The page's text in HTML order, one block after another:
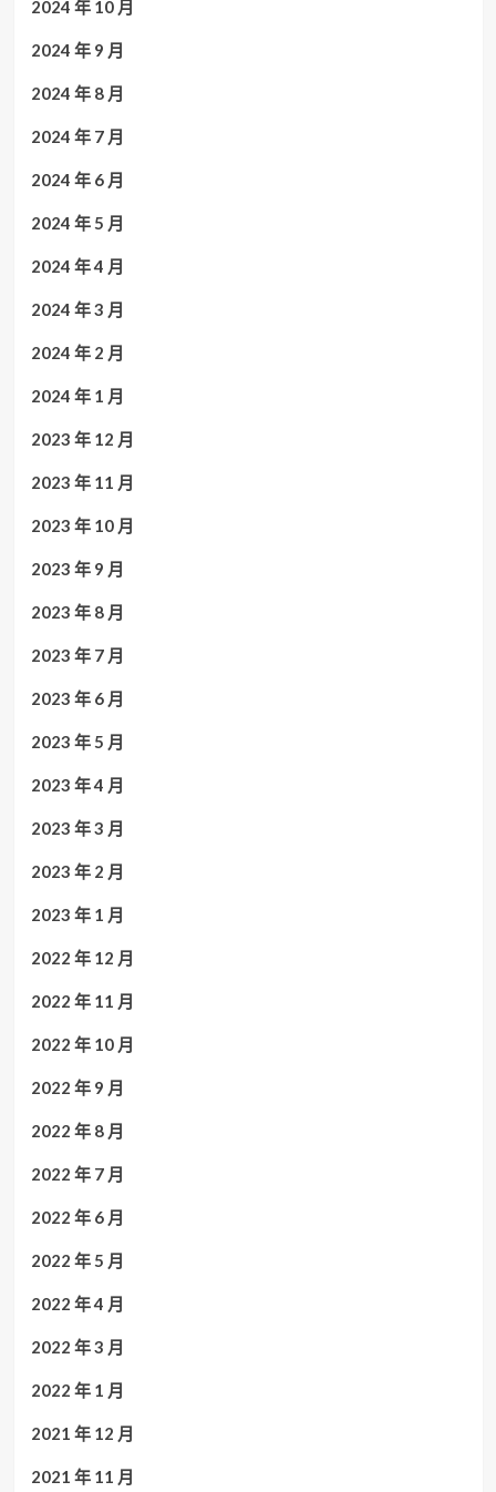
2024 年 10 月
2024 年 9 月
2024 年 8 月
2024 年 7 月
2024 年 6 月
2024 年 5 月
2024 年 4 月
2024 年 3 月
2024 年 2 月
2024 年 1 月
2023 年 12 月
2023 年 11 月
2023 年 10 月
2023 年 9 月
2023 年 8 月
2023 年 7 月
2023 年 6 月
2023 年 5 月
2023 年 4 月
2023 年 3 月
2023 年 2 月
2023 年 1 月
2022 年 12 月
2022 年 11 月
2022 年 10 月
2022 年 9 月
2022 年 8 月
2022 年 7 月
2022 年 6 月
2022 年 5 月
2022 年 4 月
2022 年 3 月
2022 年 1 月
2021 年 12 月
2021 年 11 月